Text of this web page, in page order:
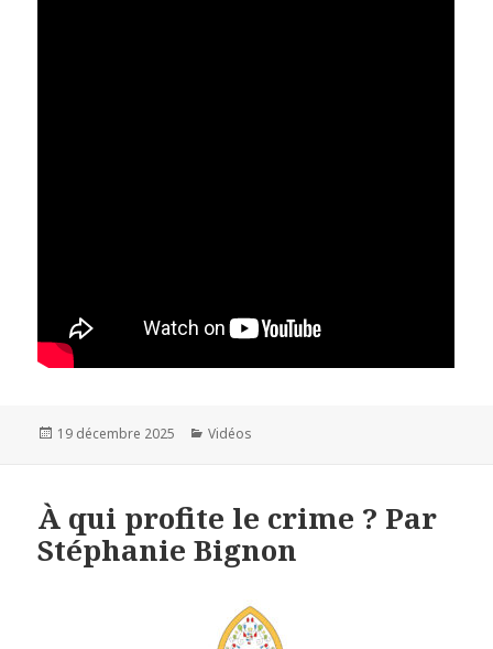
Publié
19 décembre 2025 Catégories
Vidéos
À qui profite le crime ? Par
Stéphanie Bignon